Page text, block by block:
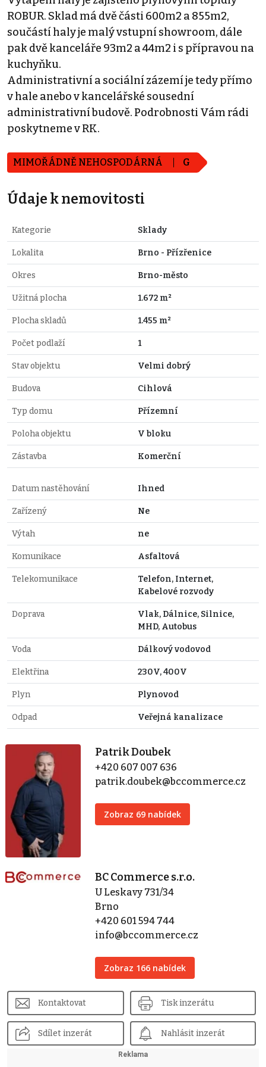
ROBUR. Sklad má dvě části 600m2 a 855m2,
součástí haly je malý vstupní showroom, dále
pak dvě kanceláře 93m2 a 44m2 i s přípravou na
kuchyňku.
Administrativní a sociální zázemí je tedy přímo
v hale anebo v kancelářské sousední
administrativní budově. Podrobnosti Vám rádi
poskytneme v RK.
MIMOŘÁDNĚ NEHOSPODÁRNÁ G
Údaje k nemovitosti
Kategorie Sklady
Lokalita Brno - Přízřenice
Okres Brno-město
Užitná plocha 1.672 m²
Plocha skladů 1.455 m²
Počet podlaží 1
Stav objektu Velmi dobrý
Budova Cihlová
Typ domu Přízemní
Poloha objektu V bloku
Zástavba Komerční
Datum nastěhování Ihned
Zařízený Ne
Výtah ne
Komunikace Asfaltová
Telekomunikace
Telefon, Internet,
Kabelové rozvody
Doprava
Vlak, Dálnice, Silnice,
MHD, Autobus
Voda Dálkový vodovod
Elektřina 230V, 400V
Plyn Plynovod
Odpad Veřejná kanalizace
Patrik Doubek
+420 607 007 636
patrik.doubek@bccommerce.cz
Zobraz 69 nabídek
BC Commerce s.r.o.
U Leskavy 731/34
Brno
+420 601 594 744
info@bccommerce.cz
Zobraz 166 nabídek
Kontaktovat Tisk inzerátu
Sdílet inzerát Nahlásit inzerát